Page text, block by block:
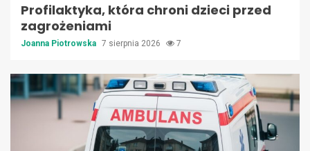
Profilaktyka, która chroni dzieci przed
zagrożeniami
Joanna Piotrowska 7 sierpnia 2026 7